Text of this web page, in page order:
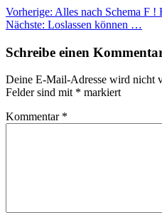
Beitragsnavigation
Vorherige: Alles nach Schema F !
Nächste: Loslassen können …
Schreibe einen
Deine E-Mail-Adresse wird nicht
Felder sind mit * markiert
Kommentar *